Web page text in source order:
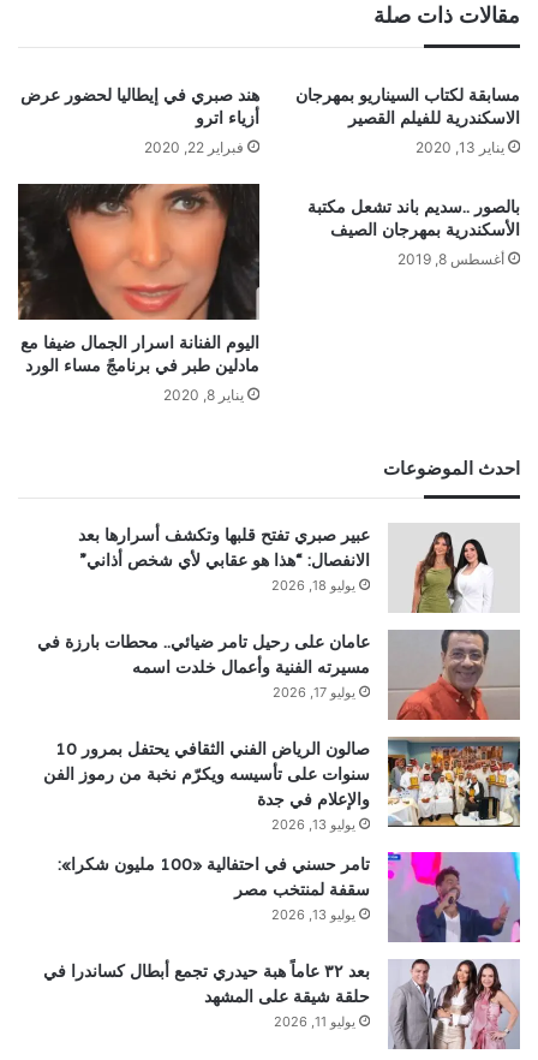
مقالات ذات صلة
مسابقة لكتاب السيناريو بمهرجان
الاسكندرية للفيلم القصير
يناير 13, 2020
هند صبري في إيطاليا لحضور عرض
أزياء اترو
فبراير 22, 2020
بالصور ..سديم باند تشعل مكتبة
الأسكندرية بمهرجان الصيف
أغسطس 8, 2019
اليوم الفنانة اسرار الجمال ضيفا مع
مادلين طبر في برنامجً مساء الورد
يناير 8, 2020
احدث الموضوعات
عبير صبري تفتح قلبها وتكشف أسرارها بعد
الانفصال: “هذا هو عقابي لأي شخص أذاني”
يوليو 18, 2026
عامان على رحيل تامر ضيائي.. محطات بارزة في
مسيرته الفنية وأعمال خلدت اسمه
يوليو 17, 2026
صالون الرياض الفني الثقافي يحتفل بمرور 10
سنوات على تأسيسه ويكرّم نخبة من رموز الفن
والإعلام في جدة
يوليو 13, 2026
تامر حسني في احتفالية «100 مليون شكرا»:
سقفة لمنتخب مصر
يوليو 13, 2026
بعد ٣٢ عاماً هبة حيدري تجمع أبطال كساندرا في
حلقة شيقة على المشهد
يوليو 11, 2026